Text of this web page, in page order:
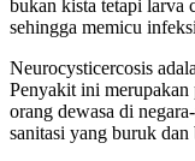
bukan kista tetapi larva
sehingga memicu
Neurocysticercosis
Penyakit ini merupakan
orang dewasa di
sanitasi yang buruk dan